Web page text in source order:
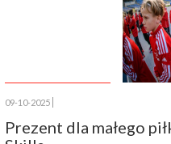
09-10-2025
Prezent dla małego